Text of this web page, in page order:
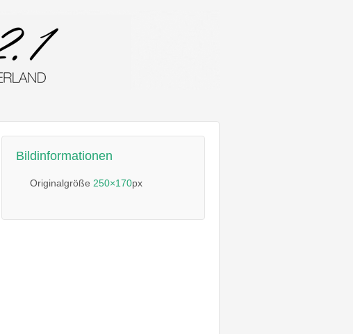
Bildinformationen
Originalgröße 250×170px